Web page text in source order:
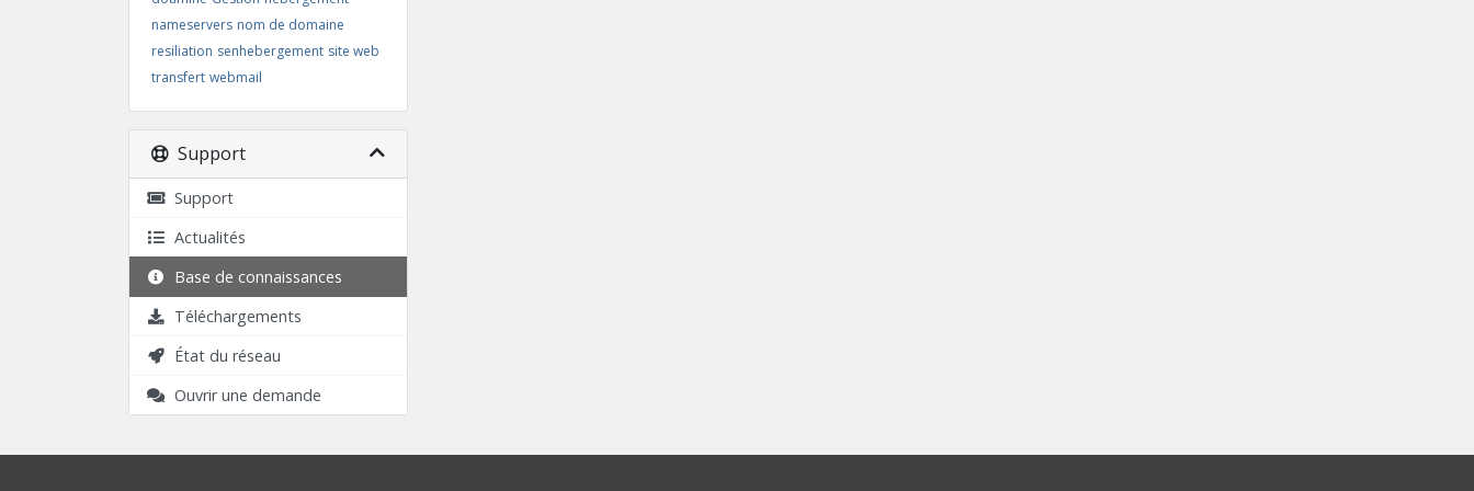
nameservers nom de domaine
resiliation senhebergement site web
transfert webmail
Support
Support
Actualités
Base de connaissances
Téléchargements
État du réseau
Ouvrir une demande